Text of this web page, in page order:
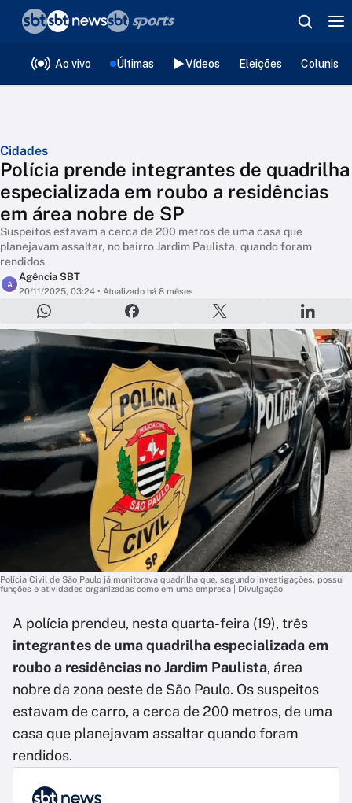
Ao vivo Últimas Vídeos Eleições
Cidades
Polícia prende integrantes de quadrilha
especializada em roubo a residências
em área nobre de SP
Suspeitos estavam a cerca de 200 metros de uma casa que
planejavam assaltar, no bairro Jardim Paulista, quando foram
rendidos
A
Agência SBT
20/11/2025, 03:24 • Atualizado há 8 mêses
Polícia Civil de São Paulo já monitorava quadrilha que, segundo investigações, possui
funções e atividades organizadas como em uma empresa | Divulgação
A polícia prendeu, nesta quarta-feira (19), três
integrantes de uma quadrilha especializada em
roubo a residências no Jardim Paulista, área
nobre da zona oeste de São Paulo. Os suspeitos
estavam de carro, a cerca de 200 metros, de uma
casa que planejavam assaltar quando foram
rendidos.
❮voltar
Editorias